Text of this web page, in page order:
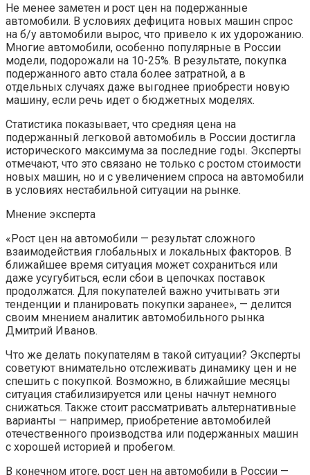
Не менее заметен и рост цен на подержанные
автомобили. В условиях дефицита новых машин спрос
на б/у автомобили вырос, что привело к их удорожанию.
Многие автомобили, особенно популярные в России
модели, подорожали на 10-25%. В результате, покупка
подержанного авто стала более затратной, а в
отдельных случаях даже выгоднее приобрести новую
машину, если речь идет о бюджетных моделях.
Статистика показывает, что средняя цена на
подержанный легковой автомобиль в России достигла
исторического максимума за последние годы. Эксперты
отмечают, что это связано не только с ростом стоимости
новых машин, но и с увеличением спроса на автомобили
в условиях нестабильной ситуации на рынке.
Мнение эксперта
«Рост цен на автомобили — результат сложного
взаимодействия глобальных и локальных факторов. В
ближайшее время ситуация может сохраниться или
даже усугубиться, если сбои в цепочках поставок
продолжатся. Для покупателей важно учитывать эти
тенденции и планировать покупки заранее», — делится
своим мнением аналитик автомобильного рынка
Дмитрий Иванов.
Что же делать покупателям в такой ситуации? Эксперты
советуют внимательно отслеживать динамику цен и не
спешить с покупкой. Возможно, в ближайшие месяцы
ситуация стабилизируется или цены начнут немного
снижаться. Также стоит рассматривать альтернативные
варианты — например, приобретение автомобилей
отечественного производства или подержанных машин
с хорошей историей и пробегом.
В конечном итоге, рост цен на автомобили в России —